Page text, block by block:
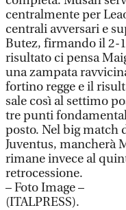
centralmente per
centrali avversari e
Butez, firmando il 2-
risultato ci pensa
una zampata
fortino regge e il
sale così al settimo
tre punti
posto. Nel big match
Juventus, mancherà
rimane invece al
retrocessione.
– Foto Image –
(ITALPRESS).